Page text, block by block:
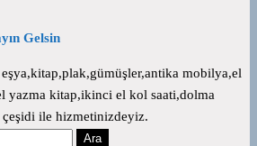
Gelsin
mobilya,el
yazma kitap,ikinci el kol saati,dolma
ile hizmetinizdeyiz.